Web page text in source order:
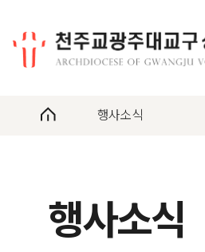
행사소식
행사소식